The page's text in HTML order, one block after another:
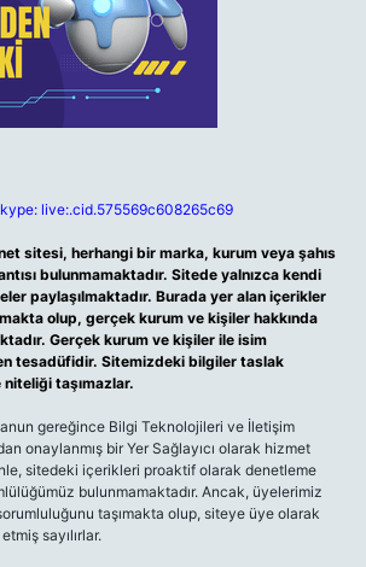
live:.cid.575569c608265c69
sitesi, herhangi bir marka, kurum veya şahıs
bulunmamaktadır. Sitede yalnızca kendi
paylaşılmaktadır. Burada yer alan içerikler
olup, gerçek kurum ve kişiler hakkında
Gerçek kurum ve kişiler ile isim
tesadüfidir. Sitemizdeki bilgiler taslak
taşımazlar.
gereğince Bilgi Teknolojileri ve İletişim
onaylanmış bir Yer Sağlayıcı olarak hizmet
sitedeki içerikleri proaktif olarak denetleme
bulunmamaktadır. Ancak, üyelerimiz
taşımakta olup, siteye üye olarak
sayılırlar.